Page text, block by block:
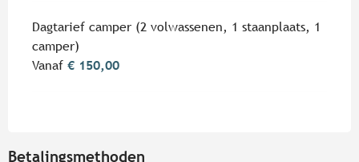
Dagtarief camper (2 volwassenen, 1 staanplaats, 1
camper)
Vanaf € 150,00
Betalingsmethoden